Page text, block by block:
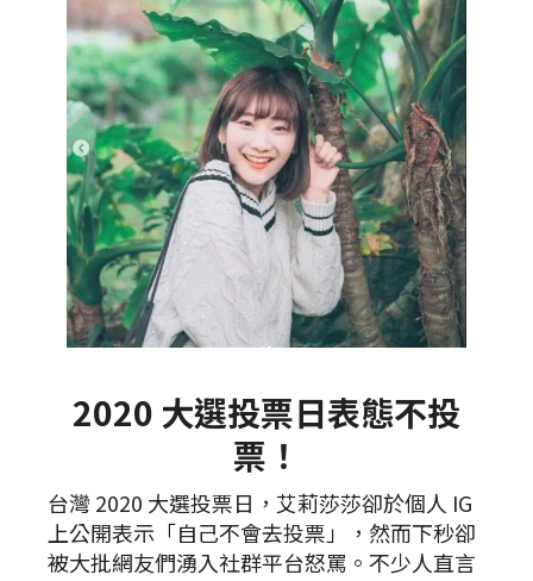
2020 大選投票日表態不投
票！
台灣 2020 大選投票日，艾莉莎莎卻於個人 IG
上公開表示「自己不會去投票」，然而下秒卻
被大批網友們湧入社群平台怒罵。不少人直言